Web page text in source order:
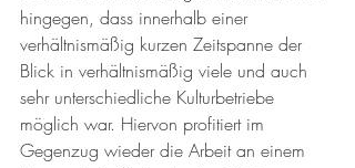
hingegen, dass innerhalb einer
verhältnismäßig kurzen Zeitspanne der
Blick in verhältnismäßig viele und auch
sehr unterschiedliche Kulturbetriebe
möglich war. Hiervon profitiert im
Gegenzug wieder die Arbeit an einem